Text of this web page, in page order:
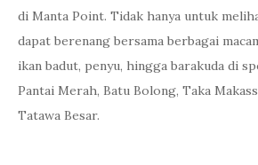
di Manta Point. Tidak hanya untuk
dapat berenang bersama berbagai
ikan badut, penyu, hingga barakuda di
Pantai Merah, Batu Bolong, Taka
Tatawa Besar.